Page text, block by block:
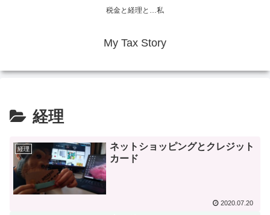
税金と経理と…私
My Tax Story
経理
経理
ネットショッピングとクレジット
カード
2020.07.20